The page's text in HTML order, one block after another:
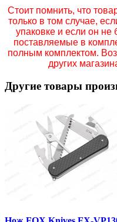
Стоит помнить, что
только в том случае,
упаковке и если он
поставляемые в
полным комплектом.
других
Другие товары